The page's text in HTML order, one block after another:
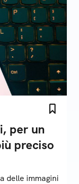
per un
preciso
delle immagini